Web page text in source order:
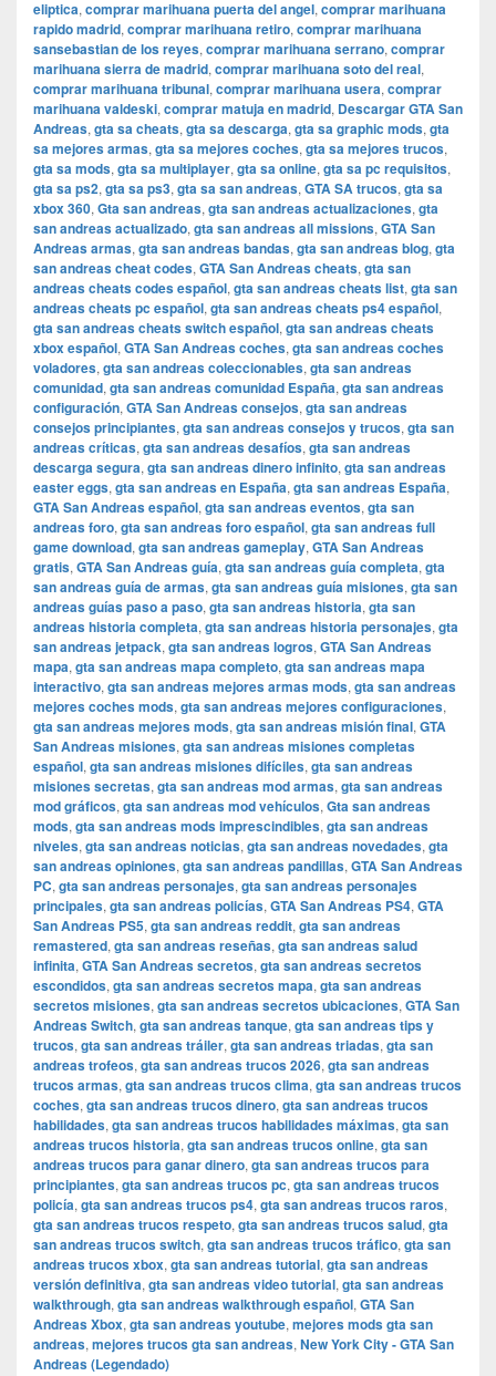
eliptica, comprar marihuana puerta del angel, comprar marihuana
rapido madrid, comprar marihuana retiro, comprar marihuana
sansebastian de los reyes, comprar marihuana serrano, comprar
marihuana sierra de madrid, comprar marihuana soto del real,
comprar marihuana tribunal, comprar marihuana usera, comprar
marihuana valdeski, comprar matuja en madrid, Descargar GTA San
Andreas, gta sa cheats, gta sa descarga, gta sa graphic mods, gta
sa mejores armas, gta sa mejores coches, gta sa mejores trucos,
gta sa mods, gta sa multiplayer, gta sa online, gta sa pc requisitos,
gta sa ps2, gta sa ps3, gta sa san andreas, GTA SA trucos, gta sa
xbox 360, Gta san andreas, gta san andreas actualizaciones, gta
san andreas actualizado, gta san andreas all missions, GTA San
Andreas armas, gta san andreas bandas, gta san andreas blog, gta
san andreas cheat codes, GTA San Andreas cheats, gta san
andreas cheats codes español, gta san andreas cheats list, gta san
andreas cheats pc español, gta san andreas cheats ps4 español,
gta san andreas cheats switch español, gta san andreas cheats
xbox español, GTA San Andreas coches, gta san andreas coches
voladores, gta san andreas coleccionables, gta san andreas
comunidad, gta san andreas comunidad España, gta san andreas
configuración, GTA San Andreas consejos, gta san andreas
consejos principiantes, gta san andreas consejos y trucos, gta san
andreas críticas, gta san andreas desafíos, gta san andreas
descarga segura, gta san andreas dinero infinito, gta san andreas
easter eggs, gta san andreas en España, gta san andreas España,
GTA San Andreas español, gta san andreas eventos, gta san
andreas foro, gta san andreas foro español, gta san andreas full
game download, gta san andreas gameplay, GTA San Andreas
gratis, GTA San Andreas guía, gta san andreas guía completa, gta
san andreas guía de armas, gta san andreas guía misiones, gta san
andreas guías paso a paso, gta san andreas historia, gta san
andreas historia completa, gta san andreas historia personajes, gta
san andreas jetpack, gta san andreas logros, GTA San Andreas
mapa, gta san andreas mapa completo, gta san andreas mapa
interactivo, gta san andreas mejores armas mods, gta san andreas
mejores coches mods, gta san andreas mejores configuraciones,
gta san andreas mejores mods, gta san andreas misión final, GTA
San Andreas misiones, gta san andreas misiones completas
español, gta san andreas misiones difíciles, gta san andreas
misiones secretas, gta san andreas mod armas, gta san andreas
mod gráficos, gta san andreas mod vehículos, Gta san andreas
mods, gta san andreas mods imprescindibles, gta san andreas
niveles, gta san andreas noticias, gta san andreas novedades, gta
san andreas opiniones, gta san andreas pandillas, GTA San Andreas
PC, gta san andreas personajes, gta san andreas personajes
principales, gta san andreas policías, GTA San Andreas PS4, GTA
San Andreas PS5, gta san andreas reddit, gta san andreas
remastered, gta san andreas reseñas, gta san andreas salud
infinita, GTA San Andreas secretos, gta san andreas secretos
escondidos, gta san andreas secretos mapa, gta san andreas
secretos misiones, gta san andreas secretos ubicaciones, GTA San
Andreas Switch, gta san andreas tanque, gta san andreas tips y
trucos, gta san andreas tráiler, gta san andreas triadas, gta san
andreas trofeos, gta san andreas trucos 2026, gta san andreas
trucos armas, gta san andreas trucos clima, gta san andreas trucos
coches, gta san andreas trucos dinero, gta san andreas trucos
habilidades, gta san andreas trucos habilidades máximas, gta san
andreas trucos historia, gta san andreas trucos online, gta san
andreas trucos para ganar dinero, gta san andreas trucos para
principiantes, gta san andreas trucos pc, gta san andreas trucos
policía, gta san andreas trucos ps4, gta san andreas trucos raros,
gta san andreas trucos respeto, gta san andreas trucos salud, gta
san andreas trucos switch, gta san andreas trucos tráfico, gta san
andreas trucos xbox, gta san andreas tutorial, gta san andreas
versión definitiva, gta san andreas video tutorial, gta san andreas
walkthrough, gta san andreas walkthrough español, GTA San
Andreas Xbox, gta san andreas youtube, mejores mods gta san
andreas, mejores trucos gta san andreas, New York City - GTA San
Andreas (Legendado)